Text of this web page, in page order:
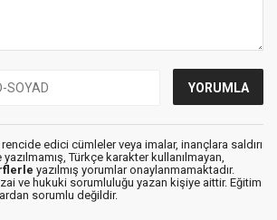
edici cümleler veya imalar, inançlara saldırı
Türkçe karakter kullanılmayan,
yazılmış yorumlar onaylanmamaktadır.
ve hukuki sorumluluğu yazan kişiye aittir. Eğitim
sorumlu değildir.